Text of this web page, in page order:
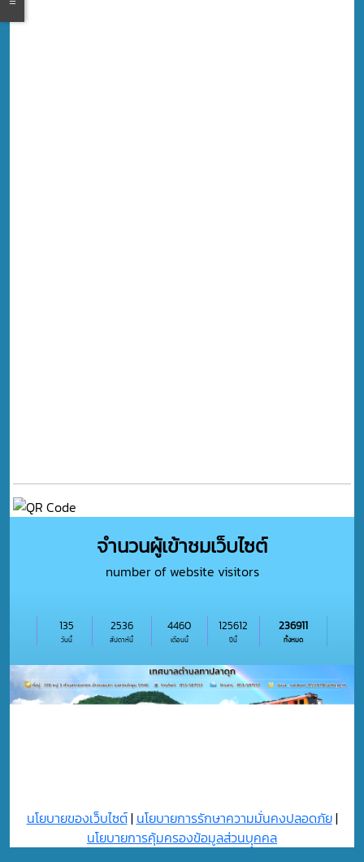
จำนวนผู้เข้าชมเว็บไซต์
number of website visitors
วันนี้
135
สัปดาห์นี้
2536
เดือนนี้
4460
ปีนี้
125612
ทั้งหมด
236911
นโยบายของเว็บไซต์| นโยบายการรักษาความมั่นคงปลอดภัย|
นโยบายการคุ้มครองข้อมูลส่วนบุุคคล